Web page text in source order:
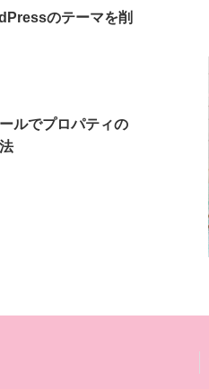
のテーマを削
ルでプロパティの